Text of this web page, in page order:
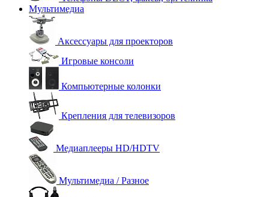
Мультимедиа
Аксессуары для проекторов
Игровые консоли
Компьютерные колонки
Крепления для телевизоров
Медиаплееры HD/HDTV
Мультимедиа / Разное